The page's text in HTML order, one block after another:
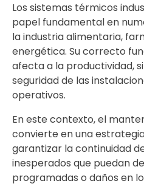
Los sistemas térmicos
papel fundamental en
la industria alimentaria,
energética. Su correcto
afecta a la productividad,
seguridad de las
operativos.
En este contexto, el
convierte en una
garantizar la continuidad
inesperados que puedan
programadas o daños en